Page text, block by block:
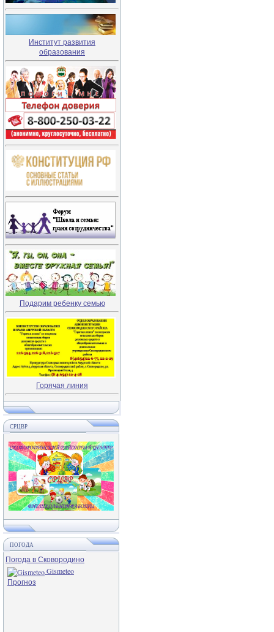
Институт развития
образования
Подарим ребенку семью
Горячая линия
СРЦВР
ПОГОДА
Погода в Сковородино
Gismeteo
Прогноз